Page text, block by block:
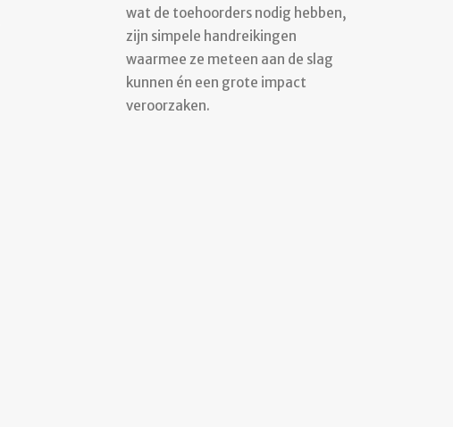
wat de toehoorders nodig hebben,
zijn simpele handreikingen
waarmee ze meteen aan de slag
kunnen én een grote impact
veroorzaken.